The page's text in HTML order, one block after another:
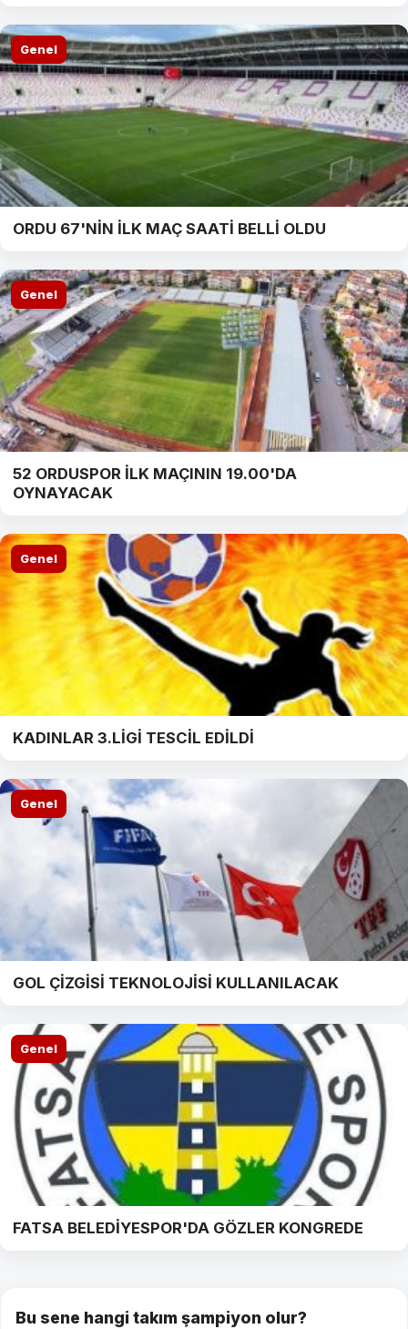
Genel
ORDU 67'NİN İLK MAÇ SAATİ BELLİ OLDU
Genel
52 ORDUSPOR İLK MAÇININ 19.00'DA
OYNAYACAK
Genel
KADINLAR 3.LİGİ TESCİL EDİLDİ
Genel
GOL ÇİZGİSİ TEKNOLOJİSİ KULLANILACAK
Genel
FATSA BELEDİYESPOR'DA GÖZLER KONGREDE
Bu sene hangi takım şampiyon olur?